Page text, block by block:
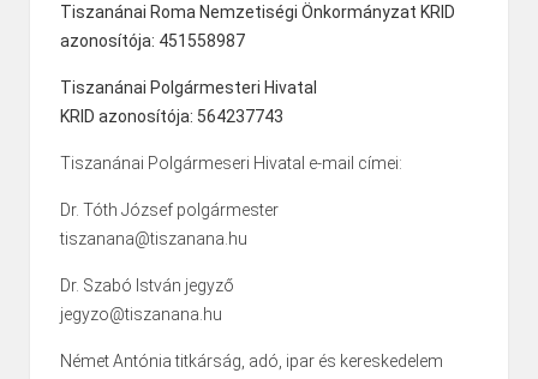
Tiszanánai Roma Nemzetiségi Önkormányzat KRID
azonosítója: 451558987
Tiszanánai Polgármesteri Hivatal
KRID azonosítója: 564237743
Tiszanánai Polgármeseri Hivatal e-mail címei:
Dr. Tóth József polgármester
tiszanana@tiszanana.hu
Dr. Szabó István jegyző
jegyzo@tiszanana.hu
Német Antónia titkárság, adó, ipar és kereskedelem